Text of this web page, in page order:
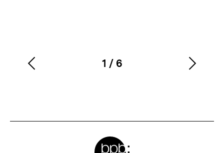
Karussellinhalt
1
von
/ 6
Vorherigen